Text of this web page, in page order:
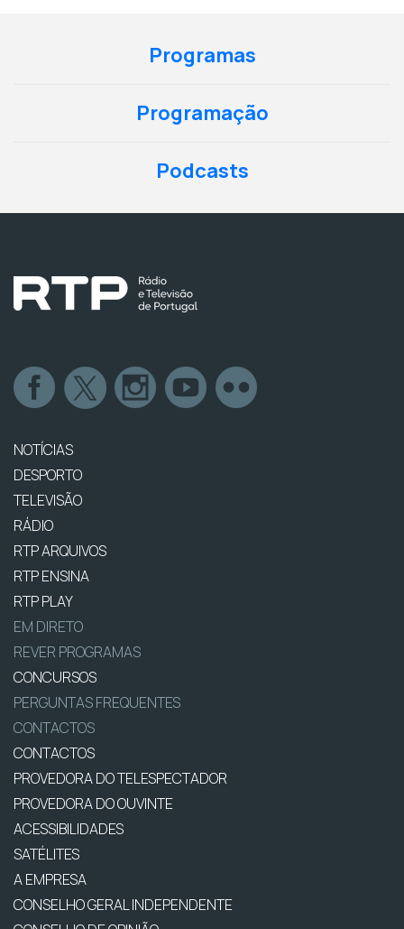
Programas
Programação
Podcasts
NOTÍCIAS
DESPORTO
TELEVISÃO
RÁDIO
RTP ARQUIVOS
RTP ENSINA
RTP PLAY
EM DIRETO
REVER PROGRAMAS
CONCURSOS
PERGUNTAS FREQUENTES
CONTACTOS
CONTACTOS
PROVEDORA DO TELESPECTADOR
PROVEDORA DO OUVINTE
ACESSIBILIDADES
SATÉLITES
A EMPRESA
CONSELHO GERAL INDEPENDENTE